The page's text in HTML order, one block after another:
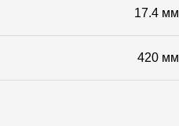
17.4 мм
420 мм